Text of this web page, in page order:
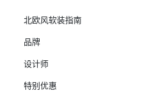
北欧风软装指南
品牌
设计师
特别优惠